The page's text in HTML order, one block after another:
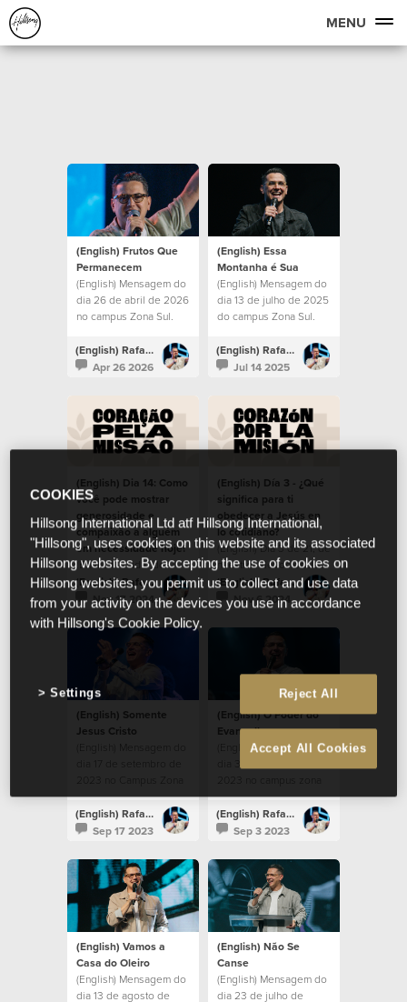
MENU
(English) Frutos Que
Permanecem
(English) Mensagem do
dia 26 de abril de 2026
no campus Zona Sul.
(English) Rafael Bitencourt
Apr 26 2026
(English) Essa
Montanha é Sua
(English) Mensagem do
dia 13 de julho de 2025
do campus Zona Sul.
(English) Rafael Bitencourt
Jul 14 2025
(English) Dia 14: Como
você pode mostrar
generosidade e
compaixão a alguém
em necessidade hoje?
(English) Cuidar dos
necessitados dentro da
comunidade.
(English) Rafael Bitencourt
Nov 17 2024
(English) Día 3 - ¿Qué
significa para ti
obedecer a Jesús en
lo cotidiano?
(English) Día 3 de 21, de
nuestros devocionales,
durante la temporada
de Corazón por la
Misión 2024.
(English) Rafael Bitencourt
Nov 6 2024
(English) Somente
Jesus Cristo
(English) Mensagem do
2023 no Campus Zona
Sul
(English) Rafael Bitencourt
Sep 17 2023
(English) O Poder do
Evangelho
(English) Mensagem do
2023 no campus zona
sul
(English) Rafael Bitencourt
Sep 3 2023
(English) Vamos a
Casa do Oleiro
(English) Mensagem do
dia 13 de agosto de
(English) Não Se
Canse
(English) Mensagem do
dia 23 de julho de
COOKIES
Hillsong International Ltd atf Hillsong International,
"Hillsong", uses cookies on this website and its associated
Hillsong websites. By accepting the use of cookies on
Hillsong websites, you permit us to collect and use data
from your activity on the devices you use in accordance
with Hillsong's Cookie Policy.
Reject All
Accept All Cookies
Settings